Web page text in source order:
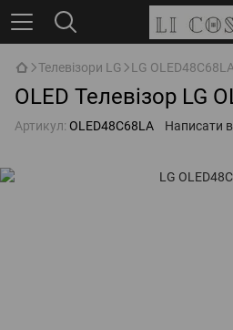
Телевізори LG LG OLED48C68LA
OLED Телевізор LG
Артикул: OLED48C68LA Написати